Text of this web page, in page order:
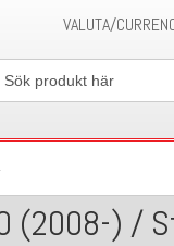
VALUTA/
(2008-) /